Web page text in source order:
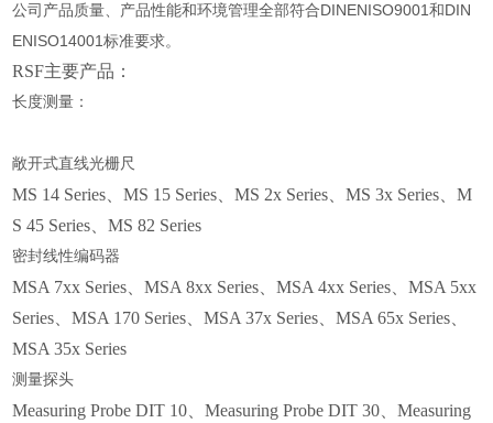
公司产品质量、产品性能和环境管理全部符合DINENISO9001和DIN
ENISO14001标准要求。
RSF主要产品：
长度测量：
敞开式直线光栅尺
MS 14 Series、MS 15 Series、MS 2x Series、MS 3x Series、M
S 45 Series、MS 82 Series
密封线性编码器
MSA 7xx Series、MSA 8xx Series、MSA 4xx Series、MSA 5xx
Series、MSA 170 Series、MSA 37x Series、MSA 65x Series、
MSA 35x Series
测量探头
Measuring Probe DIT 10、Measuring Probe DIT 30、Measuring